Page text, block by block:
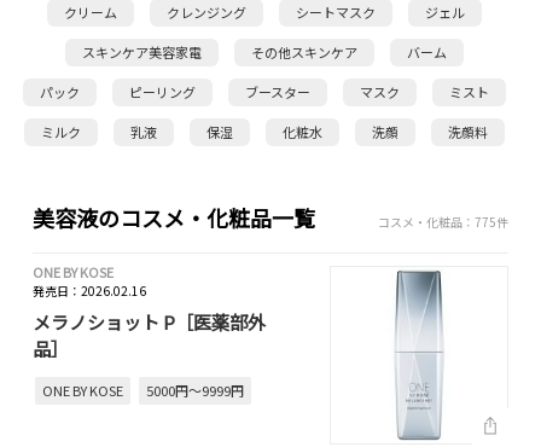
クリーム クレンジング シートマスク ジェル
スキンケア美容家電 その他スキンケア バーム
パック ピーリング ブースター マスク ミスト
ミルク 乳液 保湿 化粧水 洗顔 洗顔料
美容液のコスメ・化粧品一覧 コスメ・化粧品：775件
ONE BY KOSE
発売日：2026.02.16
メラノショット P［医薬部外
品］
ONE BY KOSE 5000円～9999円